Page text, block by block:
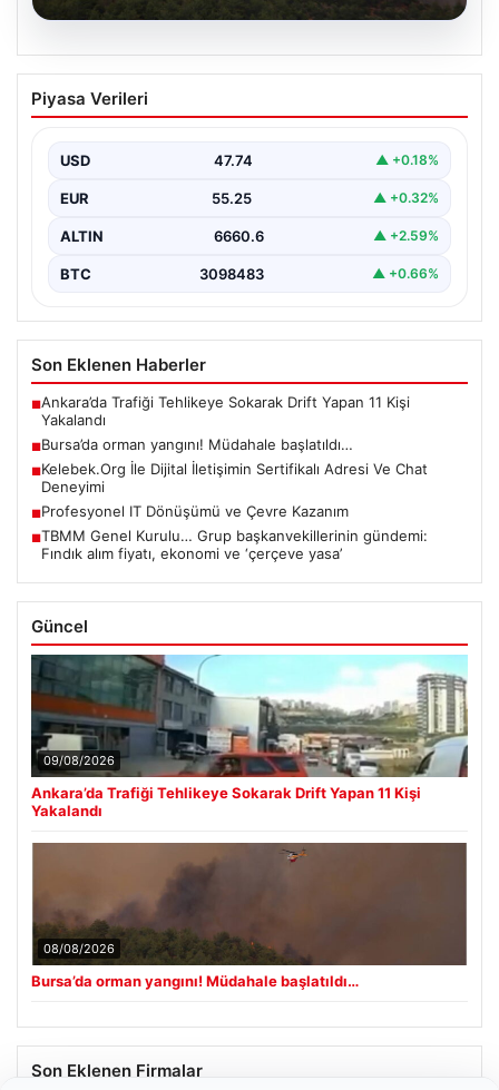
Bursa’da orman yangını! Müdahale
başlatıldı…
Piyasa Verileri
USD 47.74 ▲ +0.18%
EUR 55.25 ▲ +0.32%
ALTIN 6660.6 ▲ +2.59%
BTC 3098483 ▲ +0.66%
Son Eklenen Haberler
■Ankara’da Trafiği Tehlikeye Sokarak Drift Yapan 11 Kişi
Yakalandı
■Bursa’da orman yangını! Müdahale başlatıldı…
■Kelebek.Org İle Dijital İletişimin Sertifikalı Adresi Ve Chat
Deneyimi
■Profesyonel IT Dönüşümü ve Çevre Kazanım
■TBMM Genel Kurulu… Grup başkanvekillerinin gündemi:
Fındık alım fiyatı, ekonomi ve ‘çerçeve yasa’
Güncel
09/08/2026
Ankara’da Trafiği Tehlikeye Sokarak Drift Yapan 11 Kişi
Yakalandı
08/08/2026
Bursa’da orman yangını! Müdahale başlatıldı…
Son Eklenen Firmalar